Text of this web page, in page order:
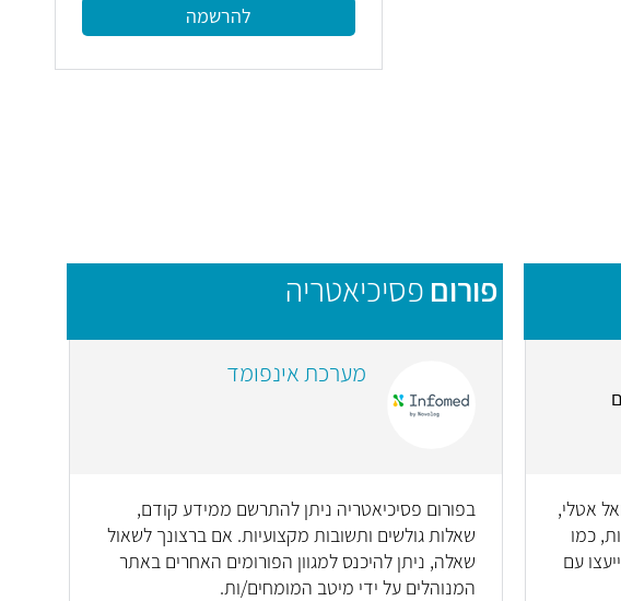
להרשמה
אטלי,
כמו
עם
פורום פסיכיאטריה
מערכת אינפומד
בפורום פסיכיאטריה ניתן להתרשם ממידע קודם,
שאלות גולשים ותשובות מקצועיות. אם ברצונך לשאול
שאלה, ניתן להיכנס למגוון הפורומים האחרים באתר
המנוהלים על ידי מיטב המומחים/ות.